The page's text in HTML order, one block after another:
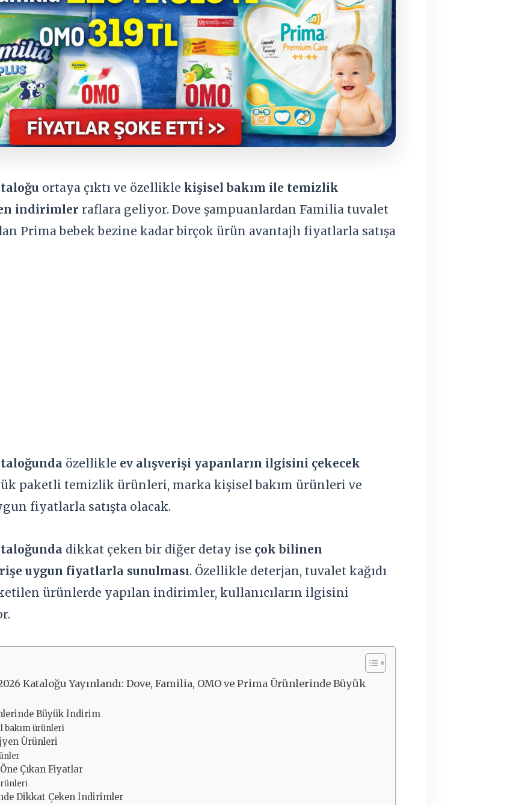
ortaya çıktı ve özellikle kişisel bakım ile temizlik
indirimler raflara geliyor. Dove şampuanlardan Familia tuvalet
Prima bebek bezine kadar birçok ürün avantajlı fiyatlarla satışa
özellikle ev alışverişi yapanların ilgisini çekecek
paketli temizlik ürünleri, marka kişisel bakım ürünleri ve
fiyatlarla satışta olacak.
dikkat çeken bir diğer detay ise çok bilinen
uygun fiyatlarla sunulması. Özellikle deterjan, tuvalet kağıdı
ürünlerde yapılan indirimler, kullanıcıların ilgisini
Kataloğu Yayınlandı: Dove, Familia, OMO ve Prima Ürünlerinde Büyük
Büyük İndirim
bakım ürünleri
Ürünleri
Çıkan Fiyatlar
Dikkat Çeken İndirimler